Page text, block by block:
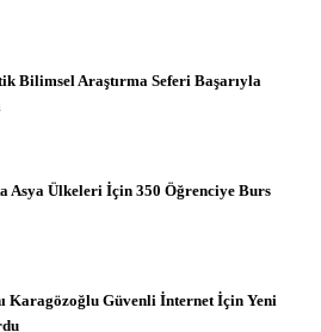
Bilimsel Araştırma Seferi Başarıyla
Asya Ülkeleri İçin 350 Öğrenciye Burs
Karagözoğlu Güvenli İnternet İçin Yeni